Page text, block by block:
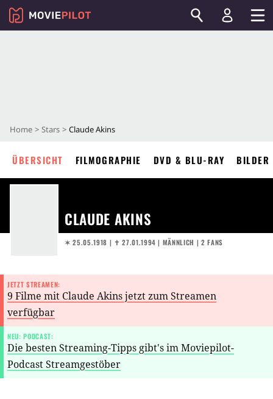
Home Stars Claude Akins
ÜBERSICHT FILMOGRAPHIE DVD & BLU-RAY BILDER
CLAUDE AKINS
✶ 25.05.1918 | ✝︎ 27.01.1994 | MÄNNLICH | 2 FANS
JETZT STREAMEN:
9 Filme mit Claude Akins jetzt zum Streamen
verfügbar
NEU: PODCAST:
Die besten Streaming-Tipps gibt's im Moviepilot-
Podcast Streamgestöber